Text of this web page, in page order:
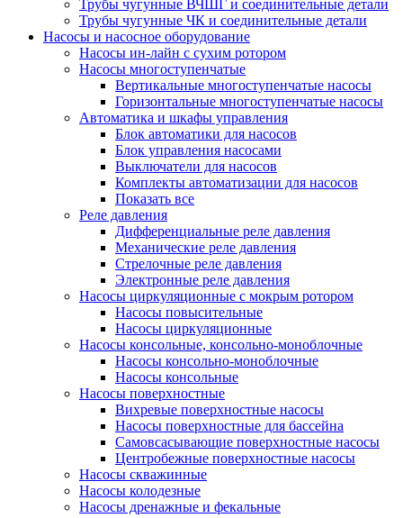
Трубы чугунные ВЧШГ и соединительные детали
Трубы чугунные ЧК и соединительные детали
Насосы и насосное оборудование
Насосы ин-лайн с сухим ротором
Насосы многоступенчатые
Вертикальные многоступенчатые насосы
Горизонтальные многоступенчатые насосы
Автоматика и шкафы управления
Блок автоматики для насосов
Блок управления насосами
Выключатели для насосов
Комплекты автоматизации для насосов
Показать все
Реле давления
Дифференциальные реле давления
Механические реле давления
Стрелочные реле давления
Электронные реле давления
Насосы циркуляционные с мокрым ротором
Насосы повысительные
Насосы циркуляционные
Насосы консольные, консольно-моноблочные
Насосы консольно-моноблочные
Насосы консольные
Насосы поверхностные
Вихревые поверхностные насосы
Насосы поверхностные для бассейна
Самовсасывающие поверхностные насосы
Центробежные поверхностные насосы
Насосы скважинные
Насосы колодезные
Насосы дренажные и фекальные